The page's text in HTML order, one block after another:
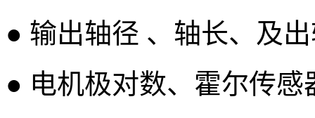
● 输出轴径 、轴长、及
● 电机极对数、霍尔传